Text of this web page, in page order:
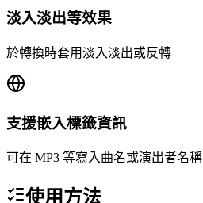
淡入淡出等效果
於轉換時套用淡入淡出或反轉
支援嵌入標籤資訊
可在 MP3 等寫入曲名或演出者名稱
使用方法